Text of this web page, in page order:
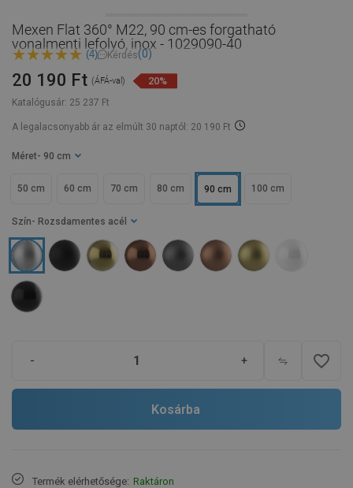
Mexen Flat 360° M22, 90 cm-es forgatható
vonalmenti lefolyó, inox - 1029090-40
(4) Kérdés(0)
Katalógusár: 25 237 Ft
20 190 Ft (ÁFÁ-val) 20%
A legalacsonyabb ár az elmúlt 30 naptól: 20 190 Ft
Méret - 90 cm
50 cm 60 cm 70 cm 80 cm 90 cm 100 cm
Szín - Rozsdamentes acél
- + favorite_border
Kosárba
Termék elérhetősége: Raktáron